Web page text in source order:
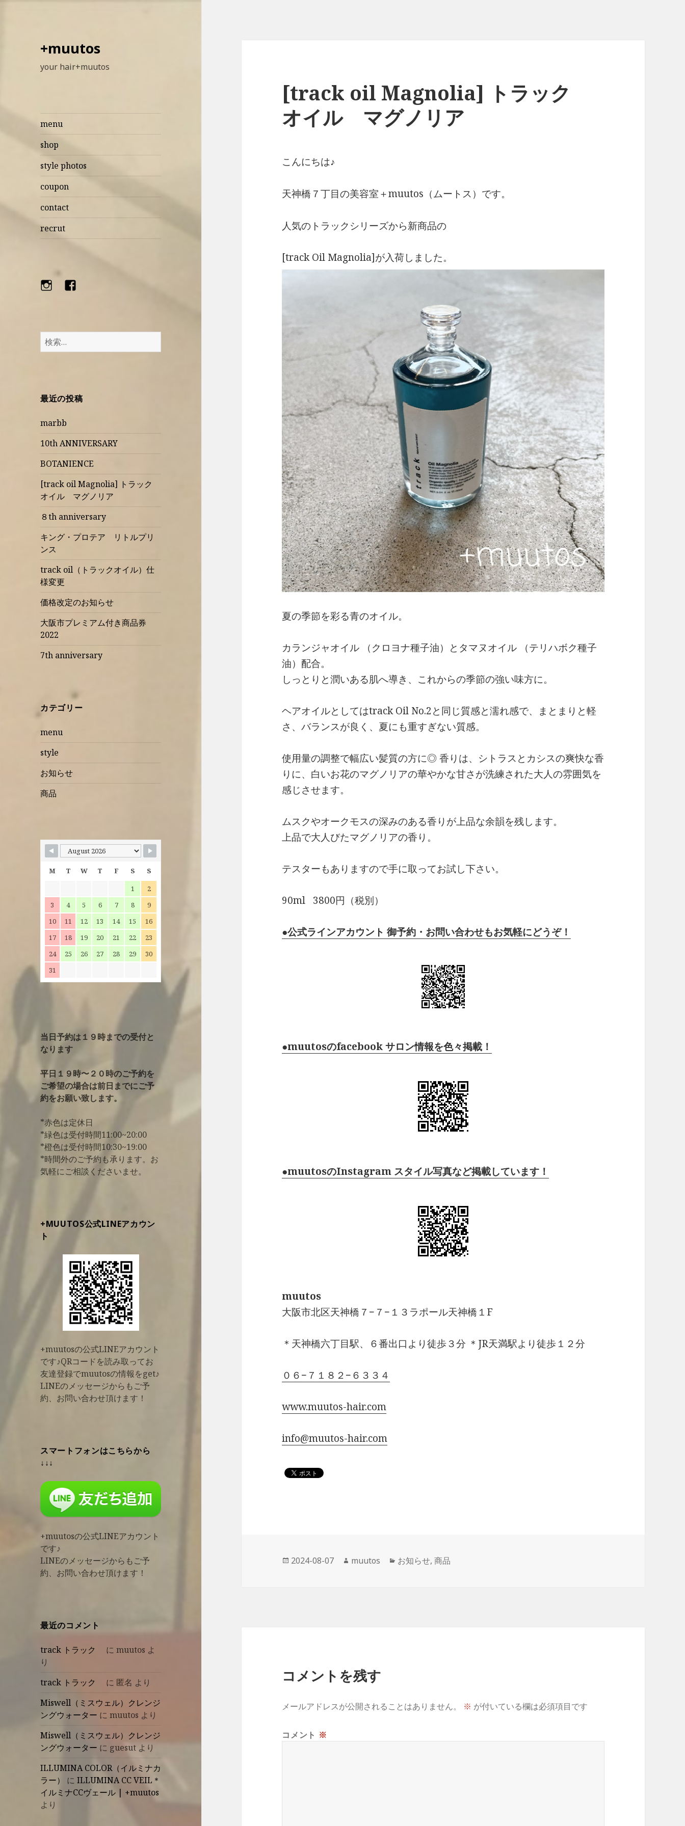
+muutos
your hair+muutos
menu
shop
style photos
coupon
contact
recrut
instagramfacebook
検
索:
最近の投稿
marbb
10th ANNIVERSARY
BOTANIENCE
[track oil Magnolia] トラック
オイル マグノリア
８th anniversary
キング・プロテア リトルプリ
ンス
track oil（トラックオイル）仕
様変更
価格改定のお知らせ
大阪市プレミアム付き商品券
2022
7th anniversary
カテゴリー
menu
style
お知らせ
商品
M T W T F S
S
1
2
3
4 5 6 7 8
9
10
11 12 13 14 15
16
17
18 19 20 21 22
23
24
25 26 27 28 29
30
31
当日予約は１９時までの受付と
なります
平日１９時〜２０時のご予約を
ご希望の場合は前日までにご予
約をお願い致します。
*赤色は定休日
*緑色は受付時間11:00~20:00
*橙色は受付時間10:30~19:00
*時間外のご予約も承ります。お
気軽にご相談くださいませ。
+MUUTOS公式LINEアカウン
ト
+muutosの公式LINEアカウント
です♪QRコードを読み取ってお
友達登録でmuutosの情報をget♪
LINEのメッセージからもご予
約、お問い合わせ頂けます！
スマートフォンはこちらから
↓↓↓
+muutosの公式LINEアカウント
です♪
LINEのメッセージからもご予
約、お問い合わせ頂けます！
最近のコメント
track トラック にmuutos よ
り
track トラック
に 匿名 より
Miswell（ミスウェル）クレンジ
ングウォーター にmuutos より
Miswell（ミスウェル）クレンジ
ングウォーター に guesut より
ILLUMINA COLOR（イルミナカ
ラー）
にILLUMINA CC VEIL＊
イルミナCCヴェール | +muutos
より
[track oil Magnolia] トラック
オイル マグノリア
こんにちは♪
天神橋７丁目の美容室＋muutos（ムートス）です。
人気のトラックシリーズから新商品の
[track Oil Magnolia]が入荷しました。
夏の季節を彩る青のオイル。
カランジャオイル （クロヨナ種子油）とタマヌオイル （テリハボク種子
油）配合。
しっとりと潤いある肌へ導き、これからの季節の強い味方に。
ヘアオイルとしてはtrack Oil No.2と同じ質感と濡れ感で、まとまりと軽
さ、バランスが良く、夏にも重すぎない質感。
使用量の調整で幅広い髪質の方に◎ 香りは、シトラスとカシスの爽快な香
りに、白いお花のマグノリアの華やかな甘さが洗練された大人の雰囲気を
感じさせます。
ムスクやオークモスの深みのある香りが上品な余韻を残します。
上品で大人びたマグノリアの香り。
テスターもありますので手に取ってお試し下さい。
90ml 3800円（税別）
●公式ラインアカウント 御予約・お問い合わせもお気軽にどうぞ！
●muutosのfacebook サロン情報を色々掲載！
●muutosのInstagram スタイル写真など掲載しています！
muutos
大阪市北区天神橋７−７−１３ラポール天神橋１F
＊天神橋六丁目駅、６番出口より徒歩３分 ＊JR天満駅より徒歩１２分
０６−７１８２−６３３４
www.muutos-hair.com
info@muutos-hair.com
投
2024-08-07
作
muutos
カ
お知らせ,商品
コメントを残す
メールアドレスが公開されることはありません。 ※ が付いている欄は必須項目です
コメント ※